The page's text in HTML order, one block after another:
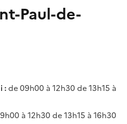
Paul-de-
:de 09h00 à 12h30 de 13h15 à
à 12h30 de 13h15 à 16h30